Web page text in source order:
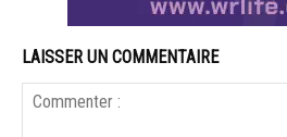
LAISSER UN COMMENTAIRE